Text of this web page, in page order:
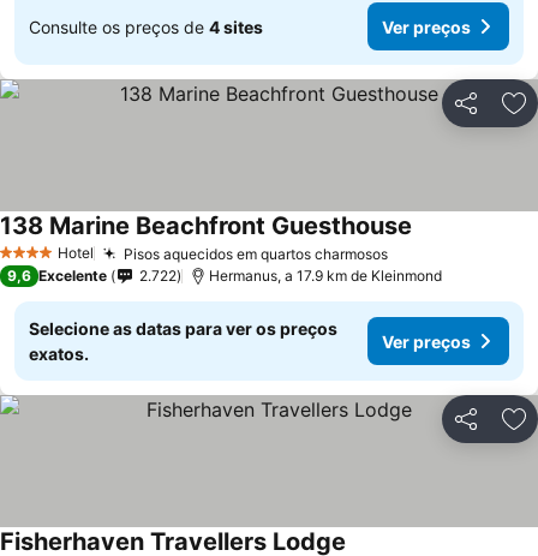
Consulte os preços de 4 sites Ver preços
Partilhar
4 EstrelasHotel Pisos aquecidos em quartos charmosos
138 Marine Beachfront Guesthouse
9,6 Excelente 2.722 Hermanus, a 17.9 km de Kleinmond
Selecione as datas para ver os preços
exatos.
Ver preços
Partilhar
Fisherhaven Travellers Lodge